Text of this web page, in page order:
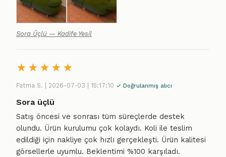
Sora Üçlü — Kadife Yesil
★ ★ ★ ★ ★
Fatma S. | 2026-07-03 | 15:17:10 ✓ Doğrulanmış alıcı
Sora üçlü
Satış öncesi ve sonrası tüm süreçlerde destek
olundu. Ürün kurulumu çok kolaydı. Koli ile teslim
edildiği için nakliye çok hızlı gerçekleşti. Ürün kalitesi
görsellerle uyumlu. Beklentimi %100 karşıladı.